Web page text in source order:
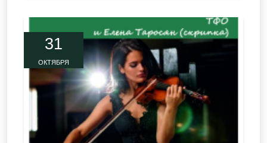
31
ОКТЯБРЯ